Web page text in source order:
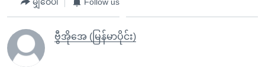
ဗွီအိုအေ (မြန်မာပိုင်း)